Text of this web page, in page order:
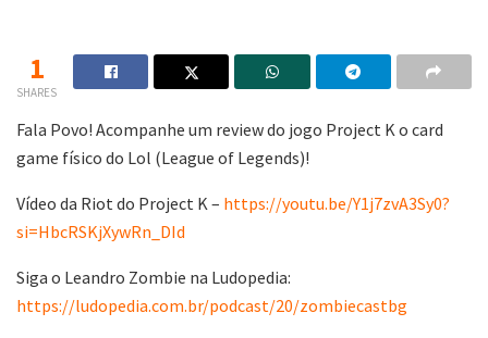
1
SHARES
Fala Povo! Acompanhe um review do jogo Project K o card
game físico do Lol (League of Legends)!
Vídeo da Riot do Project K – https://youtu.be/Y1j7zvA3Sy0?
si=HbcRSKjXywRn_DId
Siga o Leandro Zombie na Ludopedia:
https://ludopedia.com.br/podcast/20/zombiecastbg